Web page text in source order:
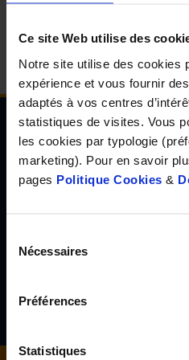
Ce site Web utilise des
Notre site utilise des cookies
expérience et vous fournir
adaptés à vos centres
statistiques de visites. Vous
les cookies par typologie
marketing). Pour en savoir
pages Politique Cookies &
Nécessaires
Préférences
Statistiques
Newsletter de
et